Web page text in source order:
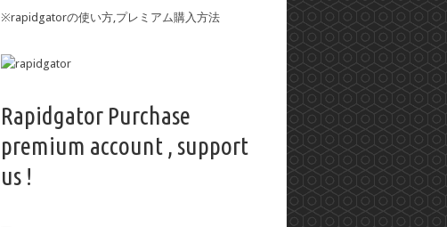
※rapidgatorの使い方,プレミアム購入方法
Rapidgator Purchase
premium account , support
us !